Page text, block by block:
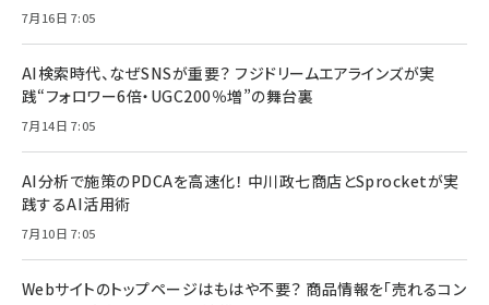
7月16日 7:05
AI検索時代、なぜSNSが重要？ フジドリームエアラインズが実
践“フォロワー6倍・UGC200％増”の舞台裏
7月14日 7:05
AI分析で施策のPDCAを高速化！ 中川政七商店とSprocketが実
践するAI活用術
7月10日 7:05
Webサイトのトップページはもはや不要？ 商品情報を「売れるコン